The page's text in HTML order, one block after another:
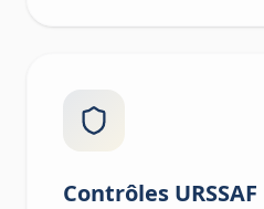
Contrôles URSSAF